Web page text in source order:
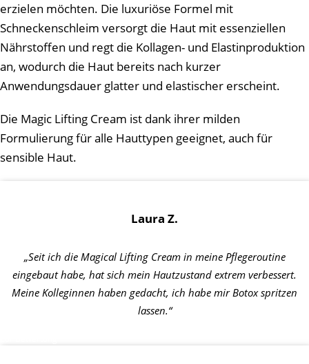
erzielen möchten. Die luxuriöse Formel mit
Schneckenschleim versorgt die Haut mit essenziellen
Nährstoffen und regt die Kollagen- und Elastinproduktion
an, wodurch die Haut bereits nach kurzer
Anwendungsdauer glatter und elastischer erscheint.
Die Magic Lifting Cream ist dank ihrer milden
Formulierung für alle Hauttypen geeignet, auch für
sensible Haut.
Laura Z.
„Seit ich die Magical Lifting Cream in meine Pflegeroutine
eingebaut habe, hat sich mein Hautzustand extrem verbessert.
Meine Kolleginnen haben gedacht, ich habe mir Botox spritzen
lassen.“